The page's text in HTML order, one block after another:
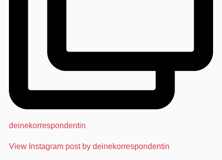
deinekorrespondentin
View Instagram post by deinekorrespondentin